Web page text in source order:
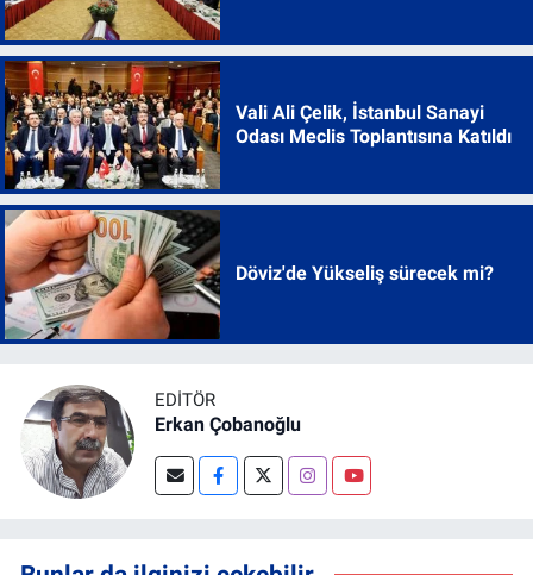
Vali Ali Çelik, İstanbul Sanayi
Odası Meclis Toplantısına Katıldı
Döviz'de Yükseliş sürecek mi?
EDITÖR
Erkan Çobanoğlu